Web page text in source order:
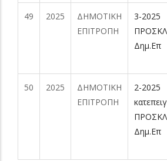
49 2025
ΔΗΜΟΤΙΚΗ
ΕΠΙΤΡΟΠΗ
3-2025
Δημ.Επ
50 2025
ΔΗΜΟΤΙΚΗ
ΕΠΙΤΡΟΠΗ
2-2025
Δημ.Επ